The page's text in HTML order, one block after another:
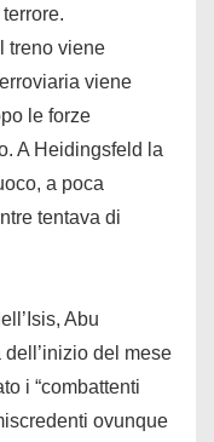
treno viene
viene
le forze
A Heidingsfeld la
a poca
tentava di
Abu
del mese
i “combattenti
ovunque